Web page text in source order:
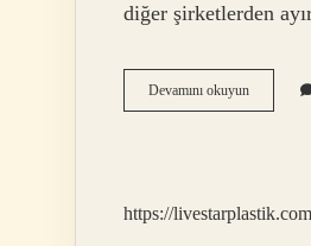
diğer şirketlerden
Devamını okuyunMarkacılar
Ne
https://livestarplastik.com